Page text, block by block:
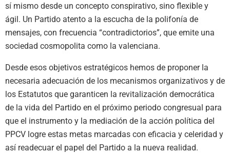
sí mismo desde un concepto conspirativo, sino flexible y
ágil. Un Partido atento a la escucha de la polifonía de
mensajes, con frecuencia “contradictorios”, que emite una
sociedad cosmopolita como la valenciana.
Desde esos objetivos estratégicos hemos de proponer la
necesaria adecuación de los mecanismos organizativos y de
los Estatutos que garanticen la revitalización democrática
de la vida del Partido en el próximo periodo congresual para
que el instrumento y la mediación de la acción política del
PPCV logre estas metas marcadas con eficacia y celeridad y
así readecuar el papel del Partido a la nueva realidad.